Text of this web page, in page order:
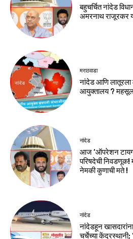
बहुचर्चित नांदेड
अमरनाथ राजूरकर
मराठवाडा
नांदेड आणि
आयुक्तालय ? महसूल
नांदेड
आज ‘ऑपरेशन
परिषदेची निवडणूक!
नेमकी कुणाची मते !
नांदेड
नांदेडहून
चर्चेच्या